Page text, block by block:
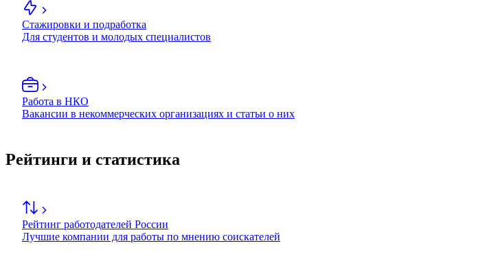
Стажировки и подработка
Для студентов и молодых специалистов
Работа в НКО
Вакансии в некоммерческих организациях и статьи о них
Рейтинги и статистика
Рейтинг работодателей России
Лучшие компании для работы по мнению соискателей